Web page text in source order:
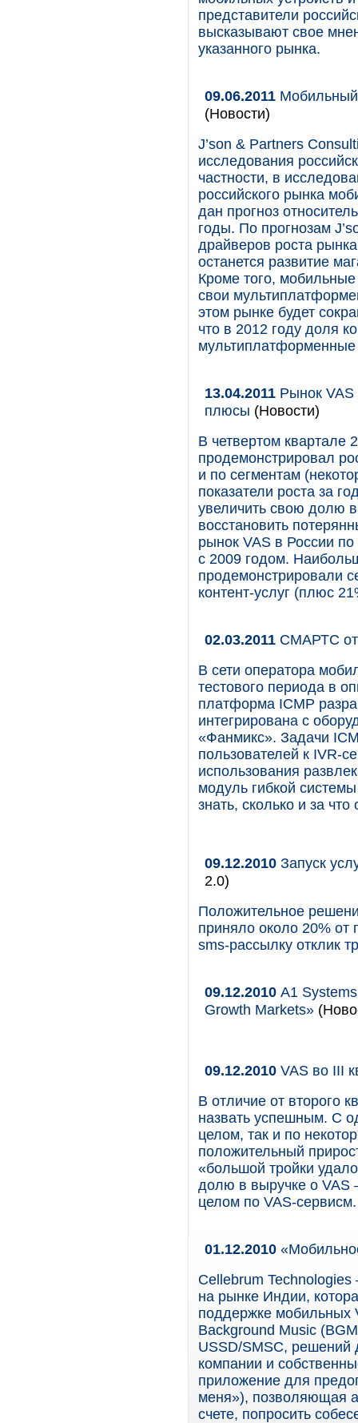
представители
высказывают свое
указанного рынка.
09.06.2011
(Новости)
J’son & Partners
исследования
частности, в
российского рынка
дан прогноз
годы. По прогнозам
драйверов роста
останется развитие
Кроме того, мобильные
свои
этом рынке будет
что в 2012 году доля
мультиплатформенные
13.04.2011 Рынок
плюсы (Новости)
В четвертом квартале
продемонстрировал
и по сегментам
показатели роста за
увеличить свою долю
восстановить
рынок VAS в России
с 2009 годом.
продемонстрировали
контент-услуг (плюс
02.03.2011 СМАРТС
В сети оператора
тестового периода в
платформа ICMP
интегрирована с
«Фанмикс». Задачи
пользователей к IVR-
использования
модуль гибкой
знать, сколько и за что
09.12.2010 Запуск
2.0)
Положительное
приняло около 20% от
sms-рассылку отклик
09.12.2010 А1
Growth Markets»
09.12.2010 VAS во III
В отличие от второго
назвать успешным. С
целом, так и по
положительный
«большой тройки
долю в выручке о VAS
целом по VAS-сервисм.
01.12.2010
Cellebrum
на рынке Индии,
поддержке мобильных
Background Music
USSD/SMSC, решений
компании и
приложение для
меня»), позволяющая
счете, попросить